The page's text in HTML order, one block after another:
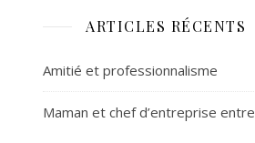
ARTICLES RÉCENTS
Amitié et professionnalisme
Maman et chef d’entreprise entre